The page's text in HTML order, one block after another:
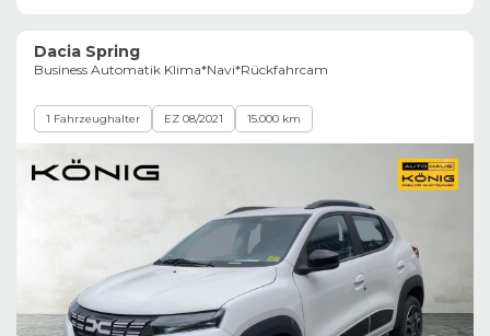
Dacia Spring
Business Automatik Klima*Navi*Rückfahrcam
1 Fahrzeughalter EZ 08/2021 15.000 km